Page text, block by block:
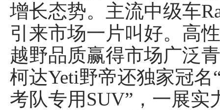
增长态势。主流中级车
引来市场一片叫好。高
越野品质赢得市场广泛
柯达Yeti野帝还独家冠
考队专用SUV”，一展实